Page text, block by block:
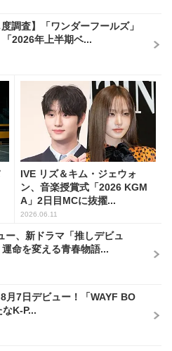
調査】「ワンダーフールズ」
2026年上半期ベ...
IVE リズ＆キム・ジェウォ
ン、音楽授賞式「2026 KGM
A」2日目MCに抜擢...
2026.06.11
ー、新ドラマ「推しデビュ
命を変える青春物語...
月7日デビュー！「WAYF BO
K-P...